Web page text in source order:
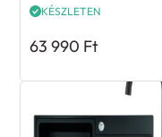
KÉSZLETEN
63 990 Ft